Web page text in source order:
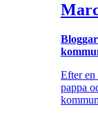
Efter en
pappa